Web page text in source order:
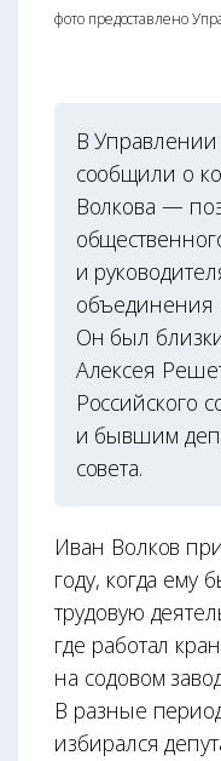
фото предоставлено
В Управлении
сообщили о
Волкова —
и
объединения
Он был
Алексея
Российского
и бывшим
совета.
Иван Волков
году, когда ему
трудовую
где работал
на содовом
В разные
избирался